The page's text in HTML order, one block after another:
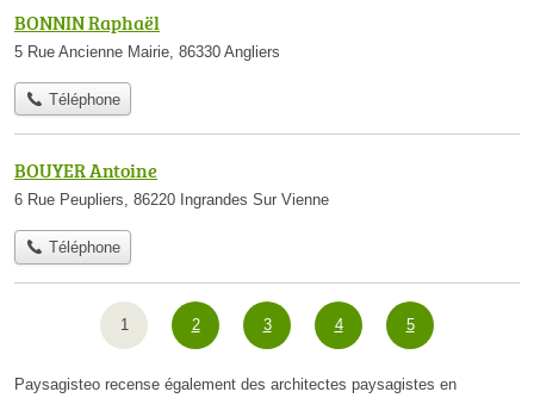
BONNIN Raphaël
5 Rue Ancienne Mairie, 86330 Angliers
Téléphone
BOUYER Antoine
6 Rue Peupliers, 86220 Ingrandes Sur Vienne
Téléphone
1 2 3 4 5
Paysagisteo recense également des architectes paysagistes en